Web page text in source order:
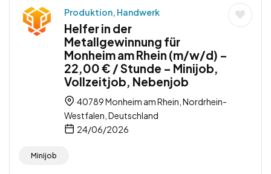
Produktion, Handwerk
Helfer in der
Metallgewinnung für
Monheim am Rhein (m/w/d) –
22,00 € / Stunde – Minijob,
Vollzeitjob, Nebenjob
40789 Monheim am Rhein, Nordrhein-
Westfalen, Deutschland
24/06/2026
Minijob